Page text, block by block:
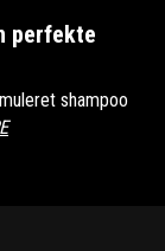
perfekte
shampoo